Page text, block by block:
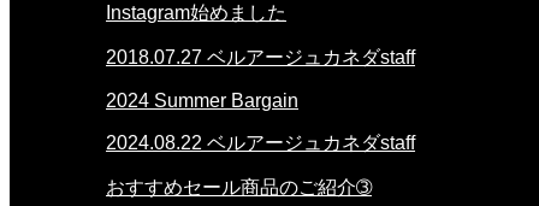
Instagram始めました
2018.07.27 ベルアージュカネダstaff
2024 Summer Bargain
2024.08.22 ベルアージュカネダstaff
おすすめセール商品のご紹介➂